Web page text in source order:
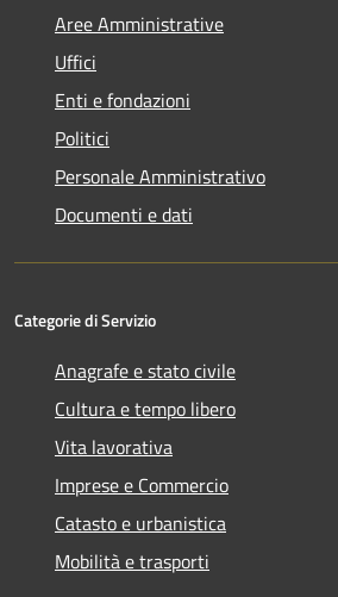
Aree Amministrative
Uffici
Enti e fondazioni
Politici
Personale Amministrativo
Documenti e dati
Categorie di Servizio
Anagrafe e stato civile
Cultura e tempo libero
Vita lavorativa
Imprese e Commercio
Catasto e urbanistica
Mobilità e trasporti